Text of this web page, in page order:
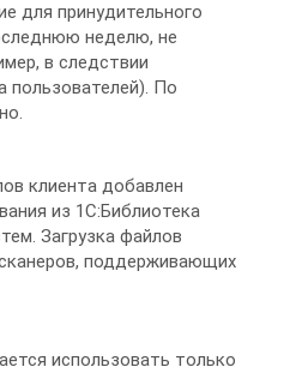
для принудительного
неделю, не
в следствии
пользователей). По
клиента добавлен
из 1С:Библиотека
Загрузка файлов
поддерживающих
использовать только